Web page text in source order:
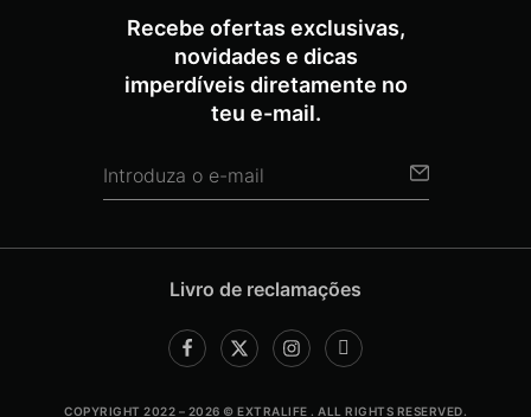
Recebe ofertas exclusivas,
novidades e dicas
imperdíveis diretamente no
teu e-mail.
Livro de reclamações
COPYRIGHT 2022 – 2026 © EXTRALIFE . ALL RIGHTS RESERVED.